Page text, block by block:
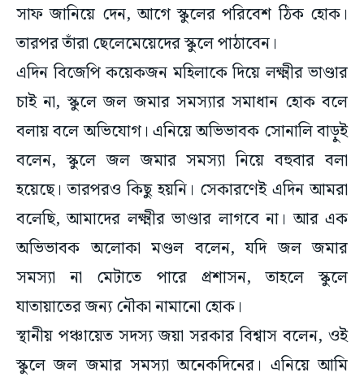
সাফ জানিয়ে দেন, আগে স্কুলের পরিবেশ ঠিক হোক।
তারপর তাঁরা ছেলেমেয়েদের স্কুলে পাঠাবেন।
এদিন বিজেপি কয়েকজন মহিলাকে দিয়ে লক্ষ্মীর ভাণ্ডার
চাই না, স্কুলে জল জমার সমস্যার সমাধান হোক বলে
বলায় বলে অভিযোগ। এনিয়ে অভিভাবক সোনালি বাড়ুই
বলেন, স্কুলে জল জমার সমস্যা নিয়ে বহুবার বলা
হয়েছে। তারপরও কিছু হয়নি। সেকারণেই এদিন আমরা
বলেছি, আমাদের লক্ষ্মীর ভাণ্ডার লাগবে না। আর এক
অভিভাবক অলোকা মণ্ডল বলেন, যদি জল জমার
সমস্যা না মেটাতে পারে প্রশাসন, তাহলে স্কুলে
যাতায়াতের জন্য নৌকা নামানো হোক।
স্থানীয় পঞ্চায়েত সদস্য জয়া সরকার বিশ্বাস বলেন, ওই
স্কুলে জল জমার সমস্যা অনেকদিনের। এনিয়ে আমি